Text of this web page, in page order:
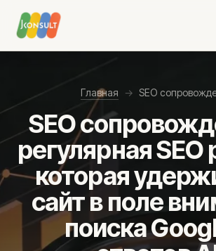
Цифровой маркетинг
Маркетинговые услуги
AI-решения
Стратегическое партнёрство
Видеореклама
Google Ads
Главная → SEO
SEO
регулярная SEO
которая
сайт в поле
поиска